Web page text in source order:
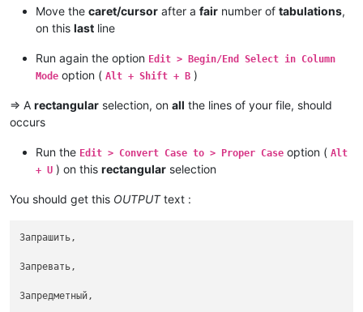
Move the caret/cursor after a fair number of tabulations,
on this last line
Run again the option Edit > Begin/End Select in Column
Mode option ( Alt + Shift + B )
=> A rectangular selection, on all the lines of your file, should
occurs
Run the Edit > Convert Case to > Proper Case option ( Alt
+ U ) on this rectangular selection
You should get this OUTPUTtext :
Запрашить,										 начать прашить, запрасолить.
Запревать,										 запреть, начинать, начать преть; т. е. слеживаться и гнить или увариваться на малом огне; о теле, коже; терять верхнюю кожицу и болеть, от пота и наминки. -ся, уптрб. иногда в том же знач. Запреванье ср. длит. запренье окончат. запрев м. запревка ж. об. действ. или сост. по знач. глаг. От запрева под мышкой веред, болячка прикинулась. Запрелое сено, загнившее в средине, от сырости и жара. Запрель ж. запрелое место тела, особ. у младенцев, прель.
Запредметный,										 находящийся позади предмета.